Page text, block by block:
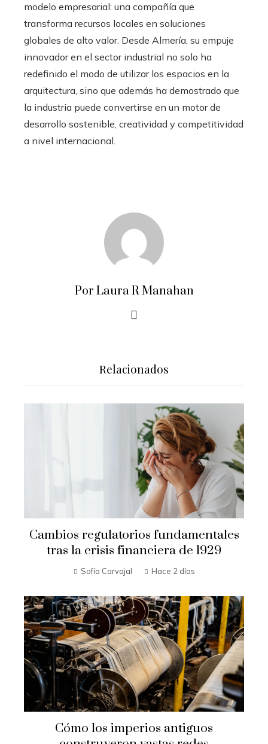
modelo empresarial: una compañía que
transforma recursos locales en soluciones
globales de alto valor. Desde Almería, su empuje
innovador en el sector industrial no solo ha
redefinido el modo de utilizar los espacios en la
arquitectura, sino que además ha demostrado que
la industria puede convertirse en un motor de
desarrollo sostenible, creatividad y competitividad
a nivel internacional.
Por Laura R Manahan
Relacionados
Cambios regulatorios fundamentales
tras la crisis financiera de 1929
Sofía Carvajal Hace 2 días
Cómo los imperios antiguos